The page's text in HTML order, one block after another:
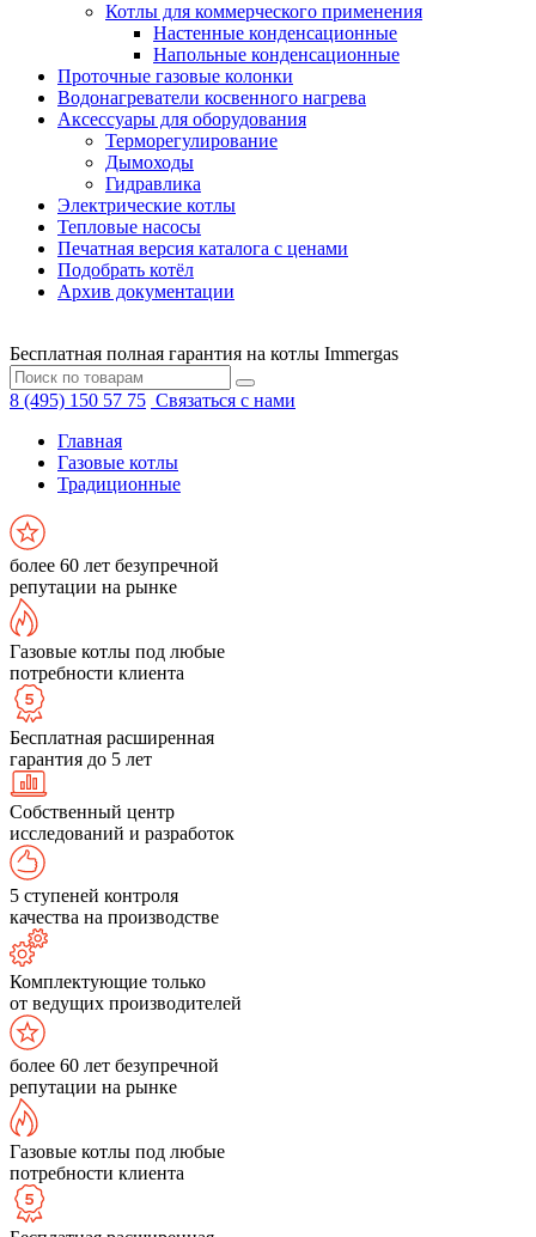
Котлы для коммерческого применения
Настенные конденсационные
Напольные конденсационные
Проточные газовые колонки
Водонагреватели косвенного нагрева
Аксессуары для оборудования
Терморегулирование
Дымоходы
Гидравлика
Электрические котлы
Тепловые насосы
Печатная версия каталога с ценами
Подобрать котёл
Архив документации
Бесплатная полная гарантия на котлы Immergas
8 (495) 150 57 75 Связаться с нами
Главная
Газовые котлы
Традиционные
более 60 лет безупречной
репутации на рынке
Газовые котлы под любые
потребности клиента
Бесплатная расширенная
гарантия до 5 лет
Собственный центр
исследований и разработок
5 ступеней контроля
качества на производстве
Комплектующие только
от ведущих производителей
более 60 лет безупречной
репутации на рынке
Газовые котлы под любые
потребности клиента